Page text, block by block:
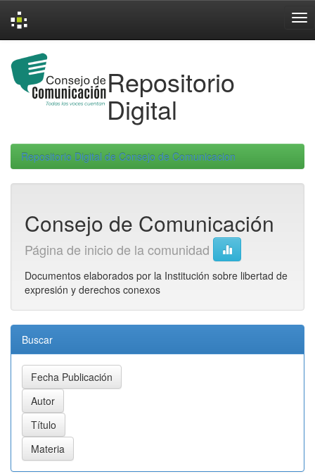
navigation
Repositorio
Digital
Repositorio Digital de Consejo de Comunicacion
Consejo de Comunicación
Página de inicio de la comunidad
Documentos elaborados por la Institución sobre libertad de
expresión y derechos conexos
Buscar